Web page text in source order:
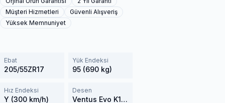
Müşteri Hizmetleri
Güvenli Alışveriş
Yüksek Memnuniyet
Ebat
205/55ZR17
Yük Endeksi
95 (690 kg)
Hız Endeksi
Y (300 km/h)
Desen
Ventus Evo K137